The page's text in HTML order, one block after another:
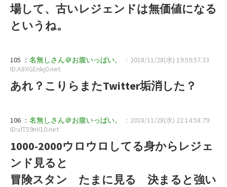
場して、古いレジェンドは無価値になる
というね。
105 ： 名無しさん＠お腹いっぱい。
：2018/11/28(水) 19:59:57.33
ID:A8XGEnkj0.net
あれ？こりらまたTwitter垢消した？
106 ： 名無しさん＠お腹いっぱい。
：2018/11/28(水) 22:14:58.79
ID:vlT59nV10.net
1000-2000ウロウロしてる身からレジェ
ンド見ると
冒険スタン たまに見る 決まると強い